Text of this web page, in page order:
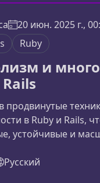
усталость,
от
курсЗанятие
ос
20 июн. 2025 г.,
Ruby
и
продвинутые
в Ruby и Rails,
устойчивые и
Этот воркшоп
ошибок
Русский